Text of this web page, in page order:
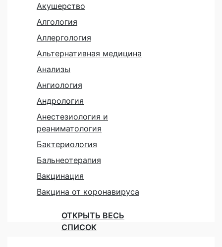
Акушерство
Алгология
Аллергология
Альтернативная медицина
Анализы
Ангиология
Андрология
Анестезиология и
реаниматология
Бактериология
Бальнеотерапия
Вакцинация
Вакцина от коронавируса
ОТКРЫТЬ ВЕСЬ
СПИСОК